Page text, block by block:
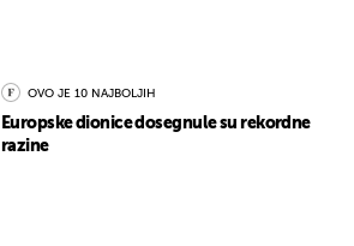
OVO JE 10 NAJBOLJIH
Europske dionice dosegnule su rekordne
razine